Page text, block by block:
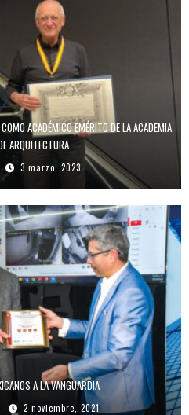
ACADÉMICO EMÉRITO DE LA ACADEMIA
ARQUITECTURA
3 marzo, 2023
A LA VANGUARDIA
2 noviembre, 2021